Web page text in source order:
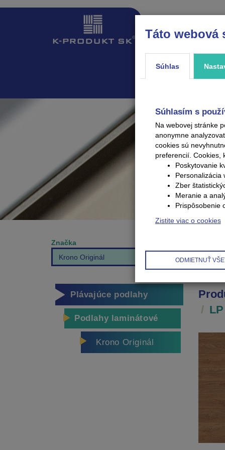
Značka
Krono Originál
Plávajúce podlahy
Podlahy laminátové
Krono Originál
Táto webová
Súhlas
Súhlasím s
Na webovej stránke
anonymne
cookies sú
preferencií. Cookies,
Poskytovanie
Personalizácia
Zber
Meranie a
Prispôsobenie
Zistite viac o cookies
ODMIETNUŤ